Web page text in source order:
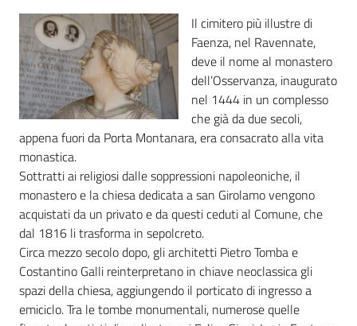
Bandi
Piani
Programmi
Progetti
Mediateca
Giuseppe
Guglielmi
Seguici
su
Il cimitero più illustre di
Faenza, nel Ravennate,
deve il nome al monastero
dell’Osservanza, inaugurato
nel 1444 in un complesso
che già da due secoli,
appena fuori da Porta Montanara, era consacrato alla vita
monastica.
Sottratti ai religiosi dalle soppressioni napoleoniche, il
monastero e la chiesa dedicata a san Girolamo vengono
acquistati da un privato e da questi ceduti al Comune, che
dal 1816 li trasforma in sepolcreto.
Circa mezzo secolo dopo, gli architetti Pietro Tomba e
Costantino Galli reinterpretano in chiave neoclassica gli
spazi della chiesa, aggiungendo il porticato di ingresso a
emiciclo. Tra le tombe monumentali, numerose quelle